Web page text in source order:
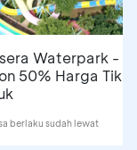
Waterpark -
50% Harga Tiket
berlaku sudah lewat